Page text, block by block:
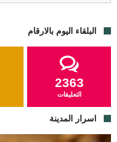
البلقاء اليوم بالارقام
2363
التعليقات
اسرار المدينة